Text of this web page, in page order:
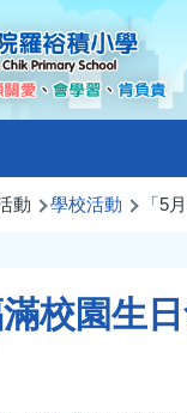
動 學校活動 「5月
校園生日